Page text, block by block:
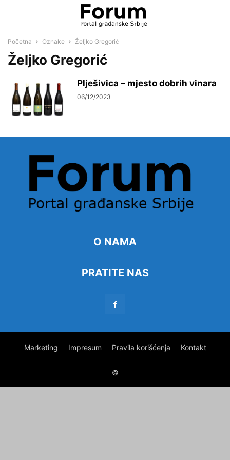
Početna Oznake Željko Gregorić
Željko Gregorić
Plješivica – mjesto dobrih vinara
06/12/2023
O NAMA
PRATITE NAS
Marketing Impresum Pravila korišćenja Kontakt
©